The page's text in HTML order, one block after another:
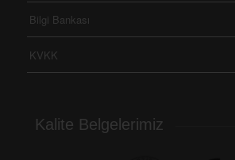
Bilgi Bankası
KVKK
Kalite Belgelerimiz